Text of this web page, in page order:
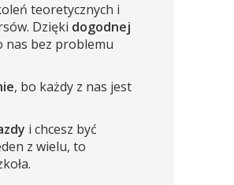
teoretycznych i
Dzięki dogodnej
nas bez problemu
, bo każdy z nas jest
i chcesz być
z wielu, to